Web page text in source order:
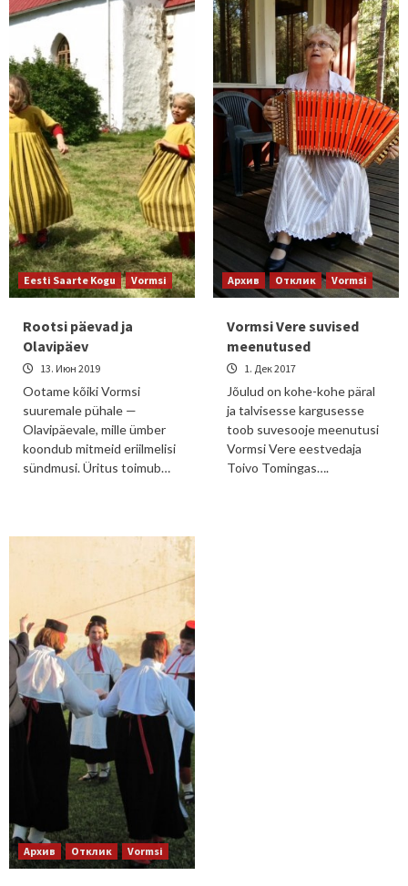
Eesti Saarte Kogu Vormsi
Rootsi päevad ja
Olavipäev
13. Июн 2019
Ootame kõiki Vormsi
suuremale pühale —
Olavipäevale, mille ümber
koondub mitmeid eriilmelisi
sündmusi. Üritus toimub…
Архив Отклик Vormsi
Vormsi Vere suvised
meenutused
1. Дек 2017
Jõulud on kohe-kohe päral
ja talvisesse kargusesse
toob suvesooje meenutusi
Vormsi Vere eestvedaja
Toivo Tomingas….
Архив Отклик Vormsi